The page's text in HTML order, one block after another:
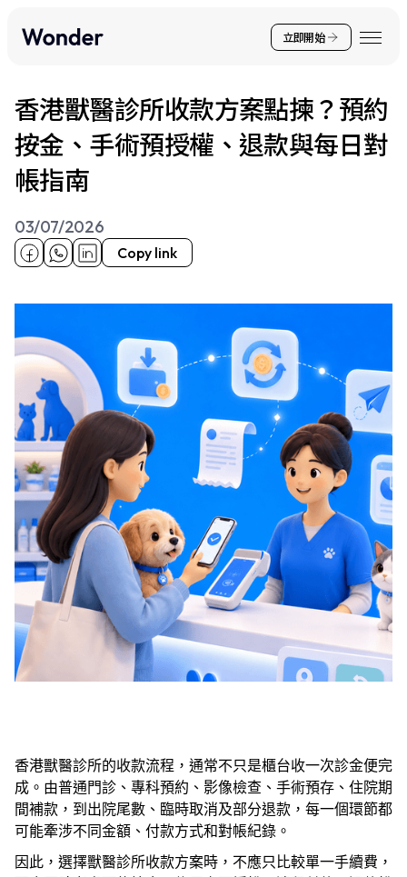
立即開始
香港獸醫診所收款方案點揀？預約
按金、手術預授權、退款與每日對
帳指南
03/07/2026
Copy link
香港獸醫診所的收款流程，通常不只是櫃台收一次診金便完
成。由普通門診、專科預約、影像檢查、手術預存、住院期
間補款，到出院尾數、臨時取消及部分退款，每一個環節都
可能牽涉不同金額、付款方式和對帳紀錄。
因此，選擇獸醫診所收款方案時，不應只比較單一手續費，